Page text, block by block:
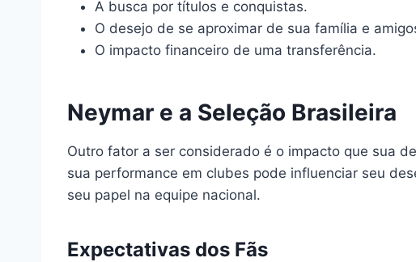
A busca por títulos e conquistas.
O desejo de se aproximar de sua família e
O impacto financeiro de uma transferência.
Neymar e a Seleção Brasileira
Outro fator a ser considerado é o impacto que sua
sua performance em clubes pode influenciar seu
seu papel na equipe nacional.
Expectativas dos Fãs